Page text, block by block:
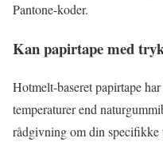
Pantone-koder.
Kan papirtape med
Hotmelt-baseret papirtape
temperaturer end
rådgivning om din specifikke